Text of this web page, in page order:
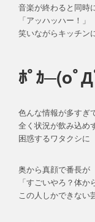
音楽が終わると同時
「アッハッハー！」
笑いながらキッチン
ﾎﾟｶ─(oﾟ
色んな情報が多すぎ
全く状況が飲み込め
困惑するワタクシに
奥から真顔で番長が
「すごいやろ？体か
この人しかできない